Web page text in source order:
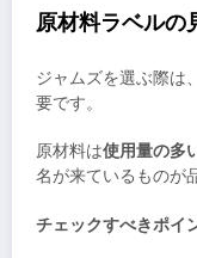
原材料ラベルの
ジャムズを選ぶ際は、
要です。
原材料は使用量の多
名が来ているものが
チェックすべきポイ